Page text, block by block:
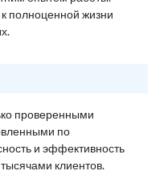
полноценной жизни
проверенными
по
и эффективность
клиентов.